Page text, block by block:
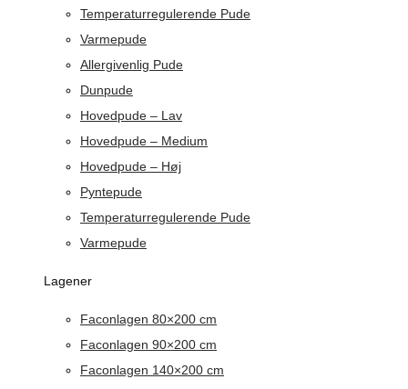
Temperaturregulerende Pude
Varmepude
Allergivenlig Pude
Dunpude
Hovedpude – Lav
Hovedpude – Medium
Hovedpude – Høj
Pyntepude
Temperaturregulerende Pude
Varmepude
Lagener
Faconlagen 80×200 cm
Faconlagen 90×200 cm
Faconlagen 140×200 cm